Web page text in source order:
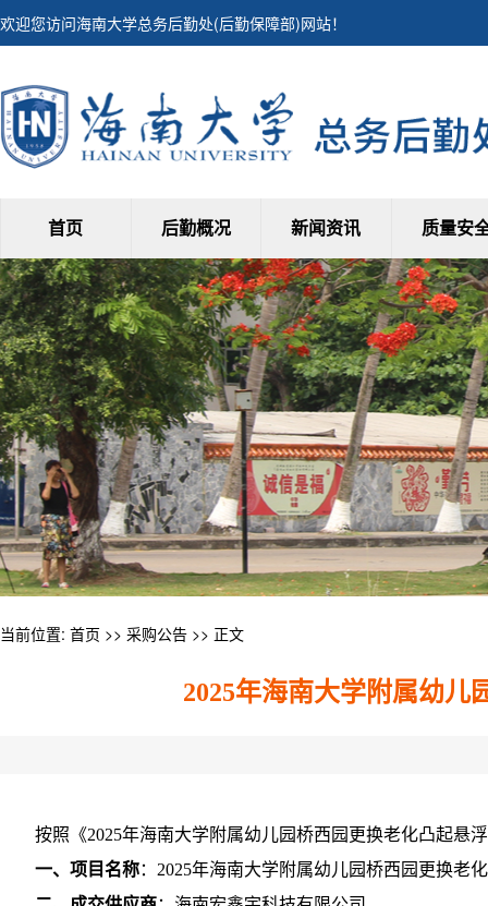
欢迎您访问海南大学总务后勤处(后勤保障部)网站！
首页 后勤概况 新闻资讯 质量安
当前位置: 首页 >> 采购公告 >> 正文
2025年海南大学附属幼儿
按照《2025年海南大学附属幼儿园桥西园更换老化凸起悬
一、项目名称：2025年海南大学附属幼儿园桥西园更换老